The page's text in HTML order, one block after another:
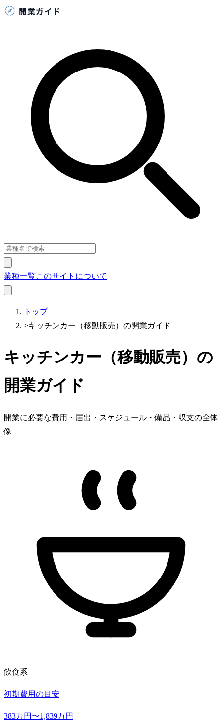
業種一覧このサイトについて
トップ
>キッチンカー（移動販売）の開業ガイド
キッチンカー（移動販売）の
開業ガイド
開業に必要な費用・届出・スケジュール・備品・収支の全体
像
飲食系
初期費用の目安
383万円〜1,839万円